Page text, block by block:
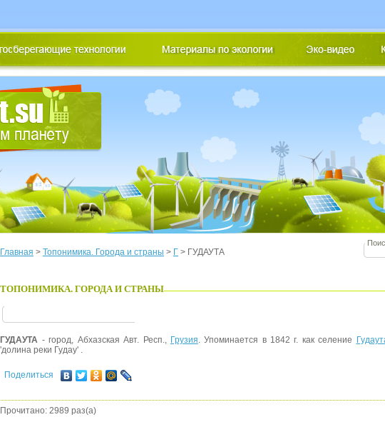
Главная > Топонимика. Города и страны > Г > ГУДАУТА
ТОПОНИМИКА. ГОРОДА И СТРАНЫ
ГУДАУТА - город, Абхазская Авт. Респ., Грузия. Упоминается в 1842 г. как селение
'долина реки Гудау' .
Поделиться
Прочитано: 2989 раз(а)